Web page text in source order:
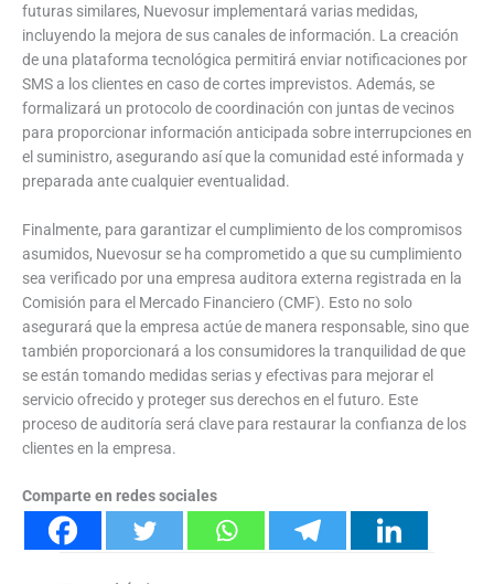
futuras similares, Nuevosur implementará varias medidas,
incluyendo la mejora de sus canales de información. La creación
de una plataforma tecnológica permitirá enviar notificaciones por
SMS a los clientes en caso de cortes imprevistos. Además, se
formalizará un protocolo de coordinación con juntas de vecinos
para proporcionar información anticipada sobre interrupciones en
el suministro, asegurando así que la comunidad esté informada y
preparada ante cualquier eventualidad.
Finalmente, para garantizar el cumplimiento de los compromisos
asumidos, Nuevosur se ha comprometido a que su cumplimiento
sea verificado por una empresa auditora externa registrada en la
Comisión para el Mercado Financiero (CMF). Esto no solo
asegurará que la empresa actúe de manera responsable, sino que
también proporcionará a los consumidores la tranquilidad de que
se están tomando medidas serias y efectivas para mejorar el
servicio ofrecido y proteger sus derechos en el futuro. Este
proceso de auditoría será clave para restaurar la confianza de los
clientes en la empresa.
Comparte en redes sociales